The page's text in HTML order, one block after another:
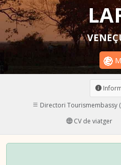
Directori Tourismembassy
CV de viatger